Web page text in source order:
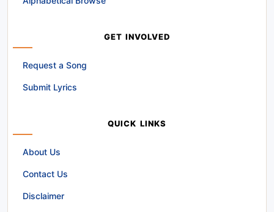
GET INVOLVED
Request a Song
Submit Lyrics
QUICK LINKS
About Us
Contact Us
Disclaimer